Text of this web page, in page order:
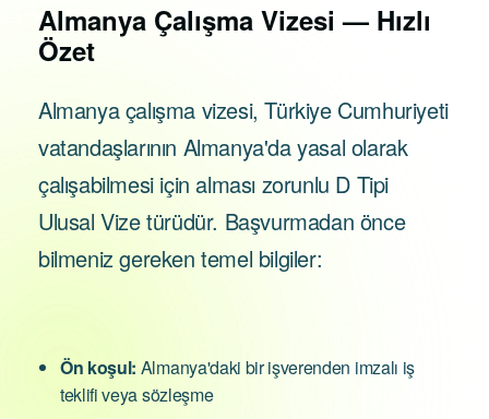
Almanya Çalışma Vizesi — Hızlı
Özet
Almanya çalışma vizesi, Türkiye Cumhuriyeti
vatandaşlarının Almanya'da yasal olarak
çalışabilmesi için alması zorunlu D Tipi
Ulusal Vize türüdür. Başvurmadan önce
bilmeniz gereken temel bilgiler:
Ön koşul: Almanya'daki bir işverenden imzalı iş
teklifi veya sözleşme